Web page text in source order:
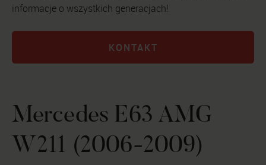
informacje o wszystkich generacjach!
KONTAKT
Mercedes E63 AMG
W211 (2006-2009)